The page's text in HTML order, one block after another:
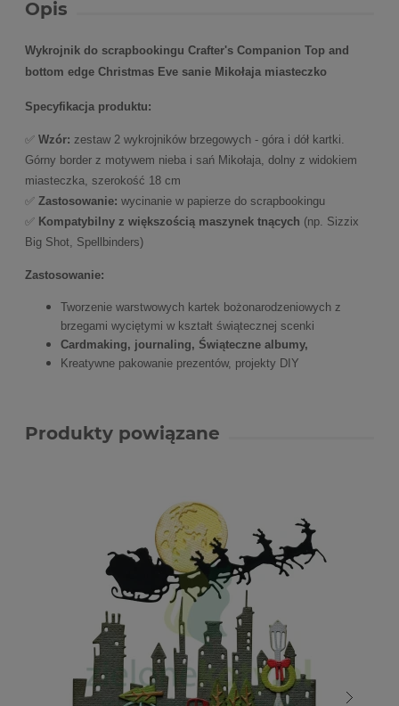
Opis
Wykrojnik do scrapbookingu Crafter's Companion Top and
bottom edge Christmas Eve sanie Mikołaja miasteczko
Specyfikacja produktu:
✅ Wzór: zestaw 2 wykrojników brzegowych - góra i dół kartki.
Górny border z motywem nieba i sań Mikołaja, dolny z widokiem
miasteczka, szerokość 18 cm
✅ Zastosowanie: wycinanie w papierze do scrapbookingu
✅ Kompatybilny z większością maszynek tnących (np. Sizzix
Big Shot, Spellbinders)
Zastosowanie:
Tworzenie warstwowych kartek bożonarodzeniowych z
brzegami wyciętymi w kształt świątecznej scenki
Cardmaking, journaling, Świąteczne albumy,
Kreatywne pakowanie prezentów, projekty DIY
Produkty powiązane